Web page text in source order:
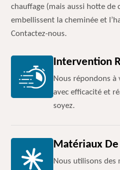
chauffage (mais aussi hotte de
embellissent la cheminée et
Contactez-nous.
Intervention
Nous répondons à
avec efficacité et
soyez.
Matériaux
Nous utilisons des